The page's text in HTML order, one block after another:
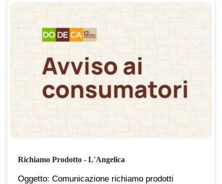
Richiamo Prodotto - L'Angelica
Oggetto: Comunicazione richiamo prodotti